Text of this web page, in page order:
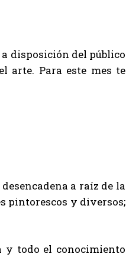
disposición del público
arte. Para este mes te
a raíz de la
pintorescos y diversos;
y todo el conocimiento